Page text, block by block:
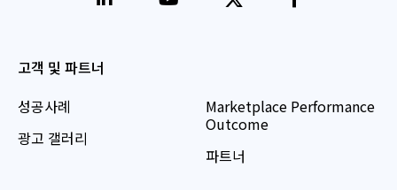
고객 및 파트너
성공사례
광고 갤러리
Marketplace Performance
Outcome
파트너